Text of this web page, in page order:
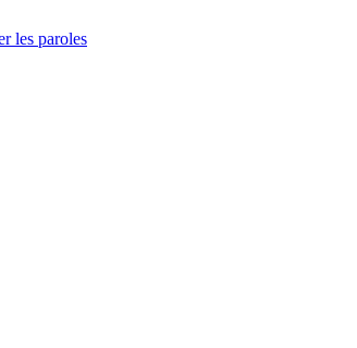
les paroles